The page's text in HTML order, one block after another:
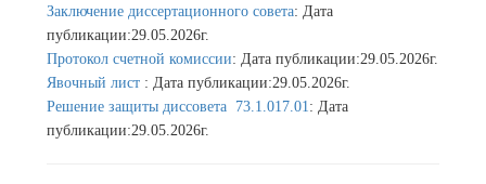
Заключение диссертационного совета: Дата
публикации:29.05.2026г.
Протокол счетной комиссии: Дата публикации:29.05.2026г.
Явочный лист : Дата публикации:29.05.2026г.
Решение защиты диссовета 73.1.017.01: Дата
публикации:29.05.2026г.